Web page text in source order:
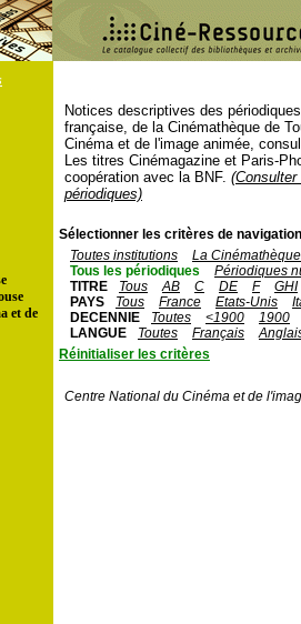
et de
Notices descriptives des
française, de la Cinémathèque de
Cinéma et de l'image animée,
Les titres Cinémagazine et Paris-
coopération avec la BNF.
périodiques)
Sélectionner les critères de
Toutes institutions
La
Tous les périodiques
Périodiques
TITRE
Tous AB C DE F
GHI
PAYS
Tous France Etats-Unis
DECENNIE
Toutes <1900
1900
LANGUE
Toutes Français
Réinitialiser les critères
Centre National du Cinéma et de